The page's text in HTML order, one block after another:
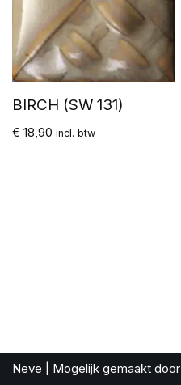
BIRCH (SW 131)
€ 18,90 incl. btw
Neve | Mogelijk gemaakt door